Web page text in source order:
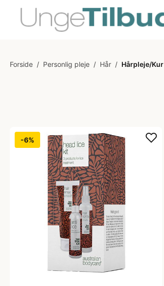
Forside / Personlig pleje / Hår / Hårpleje/Kur
-6%